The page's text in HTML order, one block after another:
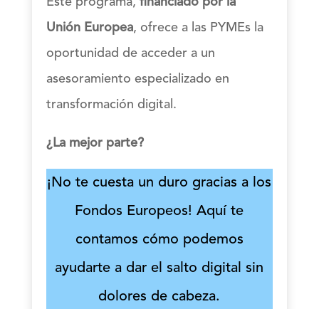
Unión Europea, ofrece a las PYMEs la
oportunidad de acceder a un
asesoramiento especializado en
transformación digital.
¿La mejor parte?
¡No te cuesta un duro gracias a los
Fondos Europeos! Aquí te
contamos cómo podemos
ayudarte a dar el salto digital sin
dolores de cabeza.